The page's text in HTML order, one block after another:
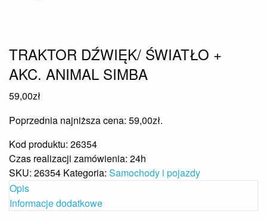
TRAKTOR DŹWIĘK/ ŚWIATŁO +
AKC. ANIMAL SIMBA
59,00zł
Poprzednia najniższa cena: 59,00zł.
Kod produktu: 26354
Czas realizacji zamówienia: 24h
SKU: 26354 Kategoria: Samochody i pojazdy
Opis
Informacje dodatkowe